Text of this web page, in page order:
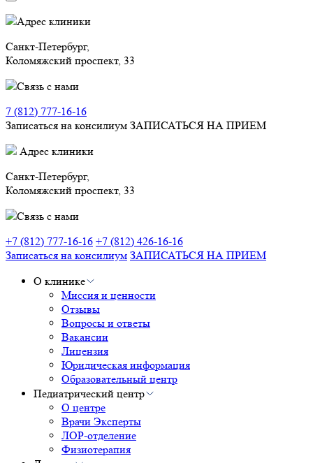
Адрес клиники
Санкт-Петербург,
Коломяжский проспект, 33
Связь с нами
7 (812) 777-16-16
Записаться на консилиум ЗАПИСАТЬСЯ НА ПРИЕМ
Адрес клиники
Санкт-Петербург,
Коломяжский проспект, 33
Связь с нами
+7 (812) 777-16-16 +7 (812) 426-16-16
Записаться на консилиум ЗАПИСАТЬСЯ НА ПРИЕМ
О клинике
Миссия и ценности
Отзывы
Вопросы и ответы
Вакансии
Лицензия
Юридическая информация
Образовательный центр
Педиатрический центр
О центре
Врачи Эксперты
ЛОР-отделение
Физиотерапия